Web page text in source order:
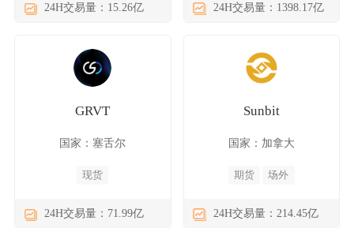
24H交易量：15.26亿 24H交易量：1398.17亿
GRVT
国家：塞舌尔
现货
24H交易量：71.99亿
Sunbit
国家：加拿大
期货 场外
24H交易量：214.45亿